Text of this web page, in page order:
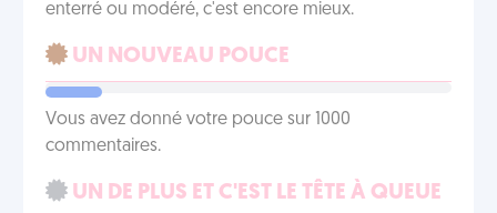
enterré ou modéré, c'est encore mieux.
UN NOUVEAU POUCE
Vous avez donné votre pouce sur 1000
commentaires.
UN DE PLUS ET C'EST LE TÊTE À QUEUE